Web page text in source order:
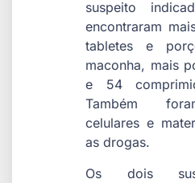
suspeito
encontraram
tabletes e
maconha, mais
e 54
Também
celulares e
as drogas.
Os dois